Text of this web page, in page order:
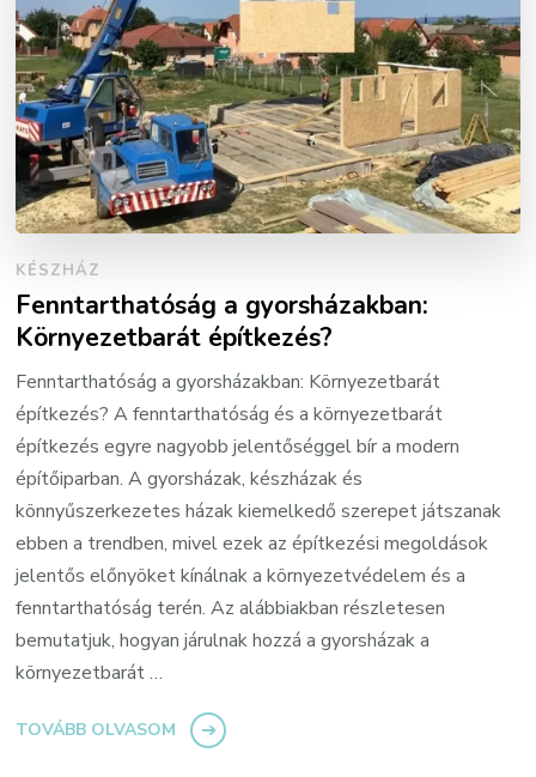
KÉSZHÁZ
Fenntarthatóság a gyorsházakban:
Környezetbarát építkezés?
Fenntarthatóság a gyorsházakban: Környezetbarát
építkezés? A fenntarthatóság és a környezetbarát
építkezés egyre nagyobb jelentőséggel bír a modern
építőiparban. A gyorsházak, készházak és
könnyűszerkezetes házak kiemelkedő szerepet játszanak
ebben a trendben, mivel ezek az építkezési megoldások
jelentős előnyöket kínálnak a környezetvédelem és a
fenntarthatóság terén. Az alábbiakban részletesen
bemutatjuk, hogyan járulnak hozzá a gyorsházak a
környezetbarát …
TOVÁBB OLVASOM